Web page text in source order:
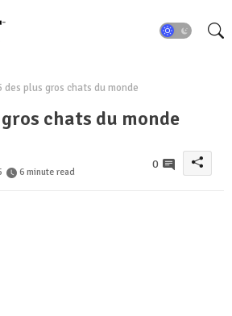
des plus gros chats du monde
chats du monde
6 minute read
0